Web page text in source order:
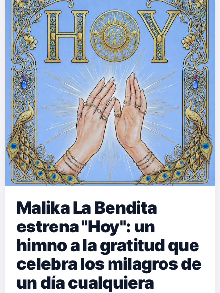
familia, el destino y el impacto
duradero del amor, explorando la
pérdida y la búsqueda de identidad
desde una perspectiva que
trasciende el género musical.
"Abrazo" sigue el desgarrador viaje
de un niño pequeño que desaparece
y nunca es encontrado por su familia.
A…
Malika La Bendita
estrena "Hoy": un
himno a la gratitud que
celebra los milagros de
un día cualquiera